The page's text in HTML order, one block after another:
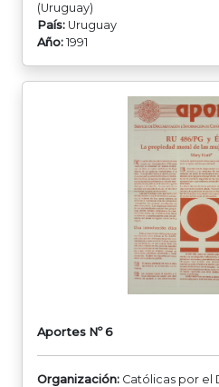
(Uruguay)
País: Uruguay
Año: 1991
Aportes Nº 6
Organización: Católicas por el